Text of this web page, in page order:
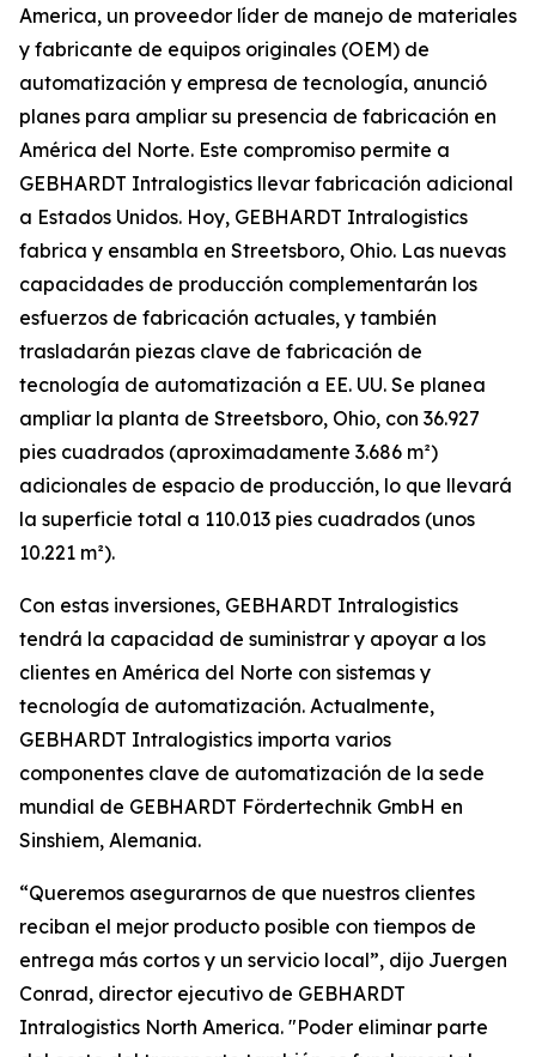
America, un proveedor líder de manejo de materiales
y fabricante de equipos originales (OEM) de
automatización y empresa de tecnología, anunció
planes para ampliar su presencia de fabricación en
América del Norte. Este compromiso permite a
GEBHARDT Intralogistics llevar fabricación adicional
a Estados Unidos. Hoy, GEBHARDT Intralogistics
fabrica y ensambla en Streetsboro, Ohio. Las nuevas
capacidades de producción complementarán los
esfuerzos de fabricación actuales, y también
trasladarán piezas clave de fabricación de
tecnología de automatización a EE. UU. Se planea
ampliar la planta de Streetsboro, Ohio, con 36.927
pies cuadrados (aproximadamente 3.686 m²)
adicionales de espacio de producción, lo que llevará
la superficie total a 110.013 pies cuadrados (unos
10.221 m²).
Con estas inversiones, GEBHARDT Intralogistics
tendrá la capacidad de suministrar y apoyar a los
clientes en América del Norte con sistemas y
tecnología de automatización. Actualmente,
GEBHARDT Intralogistics importa varios
componentes clave de automatización de la sede
mundial de GEBHARDT Fördertechnik GmbH en
Sinshiem, Alemania.
“Queremos asegurarnos de que nuestros clientes
reciban el mejor producto posible con tiempos de
entrega más cortos y un servicio local”, dijo Juergen
Conrad, director ejecutivo de GEBHARDT
Intralogistics North America. "Poder eliminar parte